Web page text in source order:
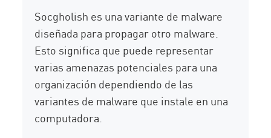
Socgholish es una variante de malware
diseñada para propagar otro malware.
Esto significa que puede representar
varias amenazas potenciales para una
organización dependiendo de las
variantes de malware que instale en una
computadora.